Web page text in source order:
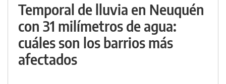
Temporal de lluvia en Neuquén
con 31 milímetros de agua:
cuáles son los barrios más
afectados